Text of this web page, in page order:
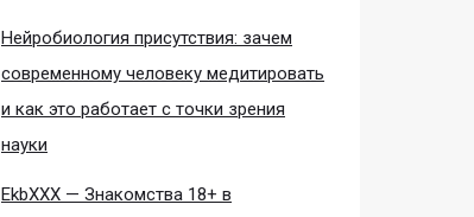
Нейробиология присутствия: зачем
современному человеку медитировать
и как это работает с точки зрения
науки
EkbXXX — Знакомства 18+ в